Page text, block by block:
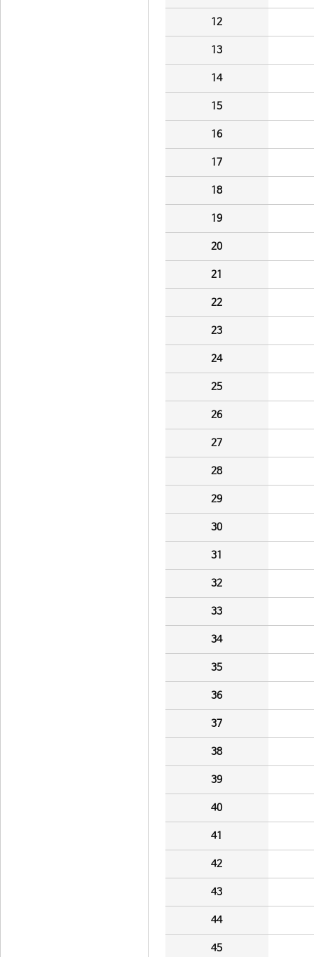
12
13
14
15
16
17
18
19
20
21
22
23
24
25
26
27
28
29
30
31
32
33
34
35
36
37
38
39
40
41
42
43
44
45